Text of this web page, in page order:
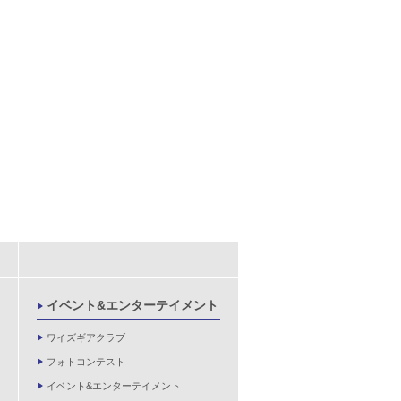
イベント&エンターテイメント
ワイズギアクラブ
フォトコンテスト
イベント&エンターテイメント